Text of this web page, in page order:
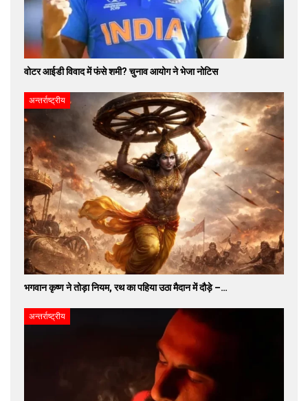
वोटर आईडी विवाद में फंसे शमी? चुनाव आयोग ने भेजा नोटिस
अन्तर्राष्ट्रीय
भगवान कृष्ण ने तोड़ा नियम, रथ का पहिया उठा मैदान में दौड़े –…
अन्तर्राष्ट्रीय